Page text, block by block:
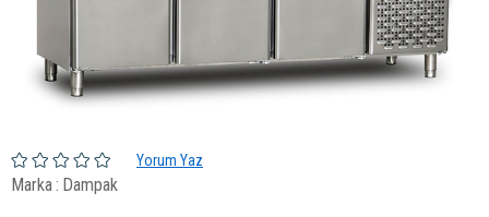
Yorum Yaz
Marka: Dampak